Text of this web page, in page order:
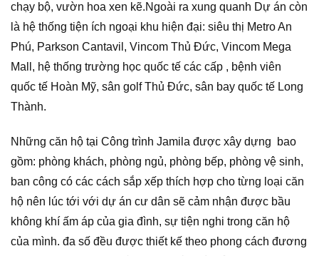
chạy bộ, vườn hoa xen kẽ.Ngoài ra xung quanh Dự án còn
là hệ thống tiện ích ngoại khu hiện đại: siêu thị Metro An
Phú, Parkson Cantavil, Vincom Thủ Đức, Vincom Mega
Mall, hệ thống trường học quốc tế các cấp , bệnh viên
quốc tế Hoàn Mỹ, sân golf Thủ Đức, sân bay quốc tế Long
Thành.
Những căn hộ tại Công trình Jamila được xây dựng bao
gồm: phòng khách, phòng ngủ, phòng bếp, phòng vệ sinh,
ban công có các cách sắp xếp thích hợp cho từng loại căn
hộ nên lúc tới với dự án cư dân sẽ cảm nhận được bầu
không khí ấm áp của gia đình, sự tiện nghi trong căn hộ
của mình. đa số đều được thiết kế theo phong cách đương